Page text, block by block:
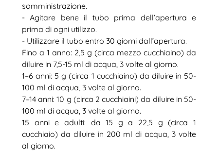
somministrazione.
- Agitare bene il tubo prima dell’apertura e
prima di ogni utilizzo.
- Utilizzare il tubo entro 30 giorni dall’apertura.
Fino a 1 anno: 2,5 g (circa mezzo cucchiaino) da
diluire in 7,5-15 ml di acqua, 3 volte al giorno.
1–6 anni: 5 g (circa 1 cucchiaino) da diluire in 50-
100 ml di acqua, 3 volte al giorno.
7–14 anni: 10 g (circa 2 cucchiaini) da diluire in 50-
100 ml di acqua, 3 volte al giorno.
15 anni e adulti: da 15 g a 22,5 g (circa 1
cucchiaio) da diluire in 200 ml di acqua, 3 volte
al giorno.